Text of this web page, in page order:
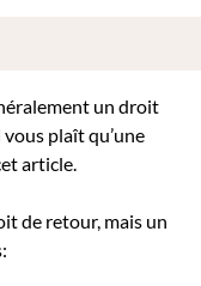
un droit
plaît qu’une
article.
de retour, mais un